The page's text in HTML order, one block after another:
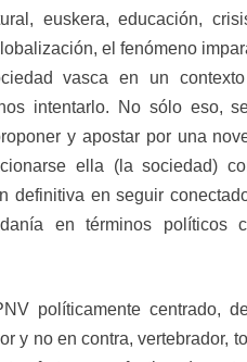
euskera, educación,
el fenómeno
vasca en un
intentarlo. No sólo eso,
y apostar por una
ella (la sociedad)
definitiva en seguir
en términos políticos
políticamente centrado,
y no en contra, vertebrador,